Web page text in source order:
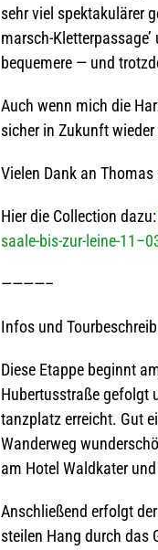
sehr viel spek­ta­ku­lä­rer
marsch-
beque­mere — und
Auch wenn mich die
sicher in Zukunft
Vie­len Dank an
Hier die Coll­ec­tion dazu:
saale-bis-zur-leine-
————–
Infos und
Diese Etappe beginnt
Huber­tus­straße gefolgt
tanz­platz erreicht. Gut
Wan­der­weg
am Hotel Wald­ka­ter
Anschlie­ßend erfolgt
stei­len Hang durch das